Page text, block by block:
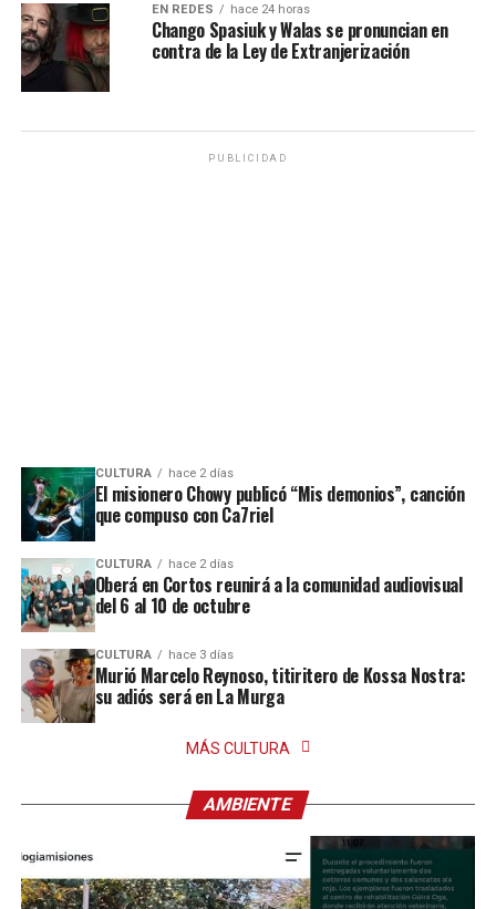
EN REDES hace 24 horas
Chango Spasiuk y Walas se pronuncian en
contra de la Ley de Extranjerización
PUBLICIDAD
CULTURA hace 2 días
El misionero Chowy publicó “Mis demonios”, canción
que compuso con Ca7riel
CULTURA hace 2 días
Oberá en Cortos reunirá a la comunidad audiovisual
del 6 al 10 de octubre
CULTURA hace 3 días
Murió Marcelo Reynoso, titiritero de Kossa Nostra:
su adiós será en La Murga
MÁS CULTURA
AMBIENTE